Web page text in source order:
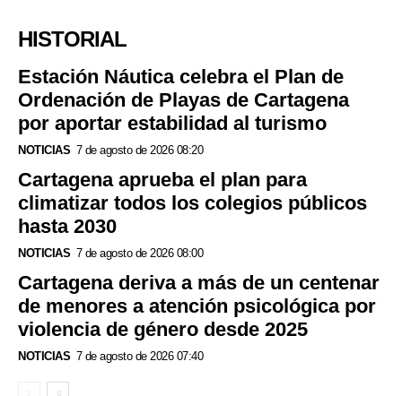
HISTORIAL
Estación Náutica celebra el Plan de
Ordenación de Playas de Cartagena
por aportar estabilidad al turismo
NOTICIAS 7 de agosto de 2026 08:20
Cartagena aprueba el plan para
climatizar todos los colegios públicos
hasta 2030
NOTICIAS 7 de agosto de 2026 08:00
Cartagena deriva a más de un centenar
de menores a atención psicológica por
violencia de género desde 2025
NOTICIAS 7 de agosto de 2026 07:40